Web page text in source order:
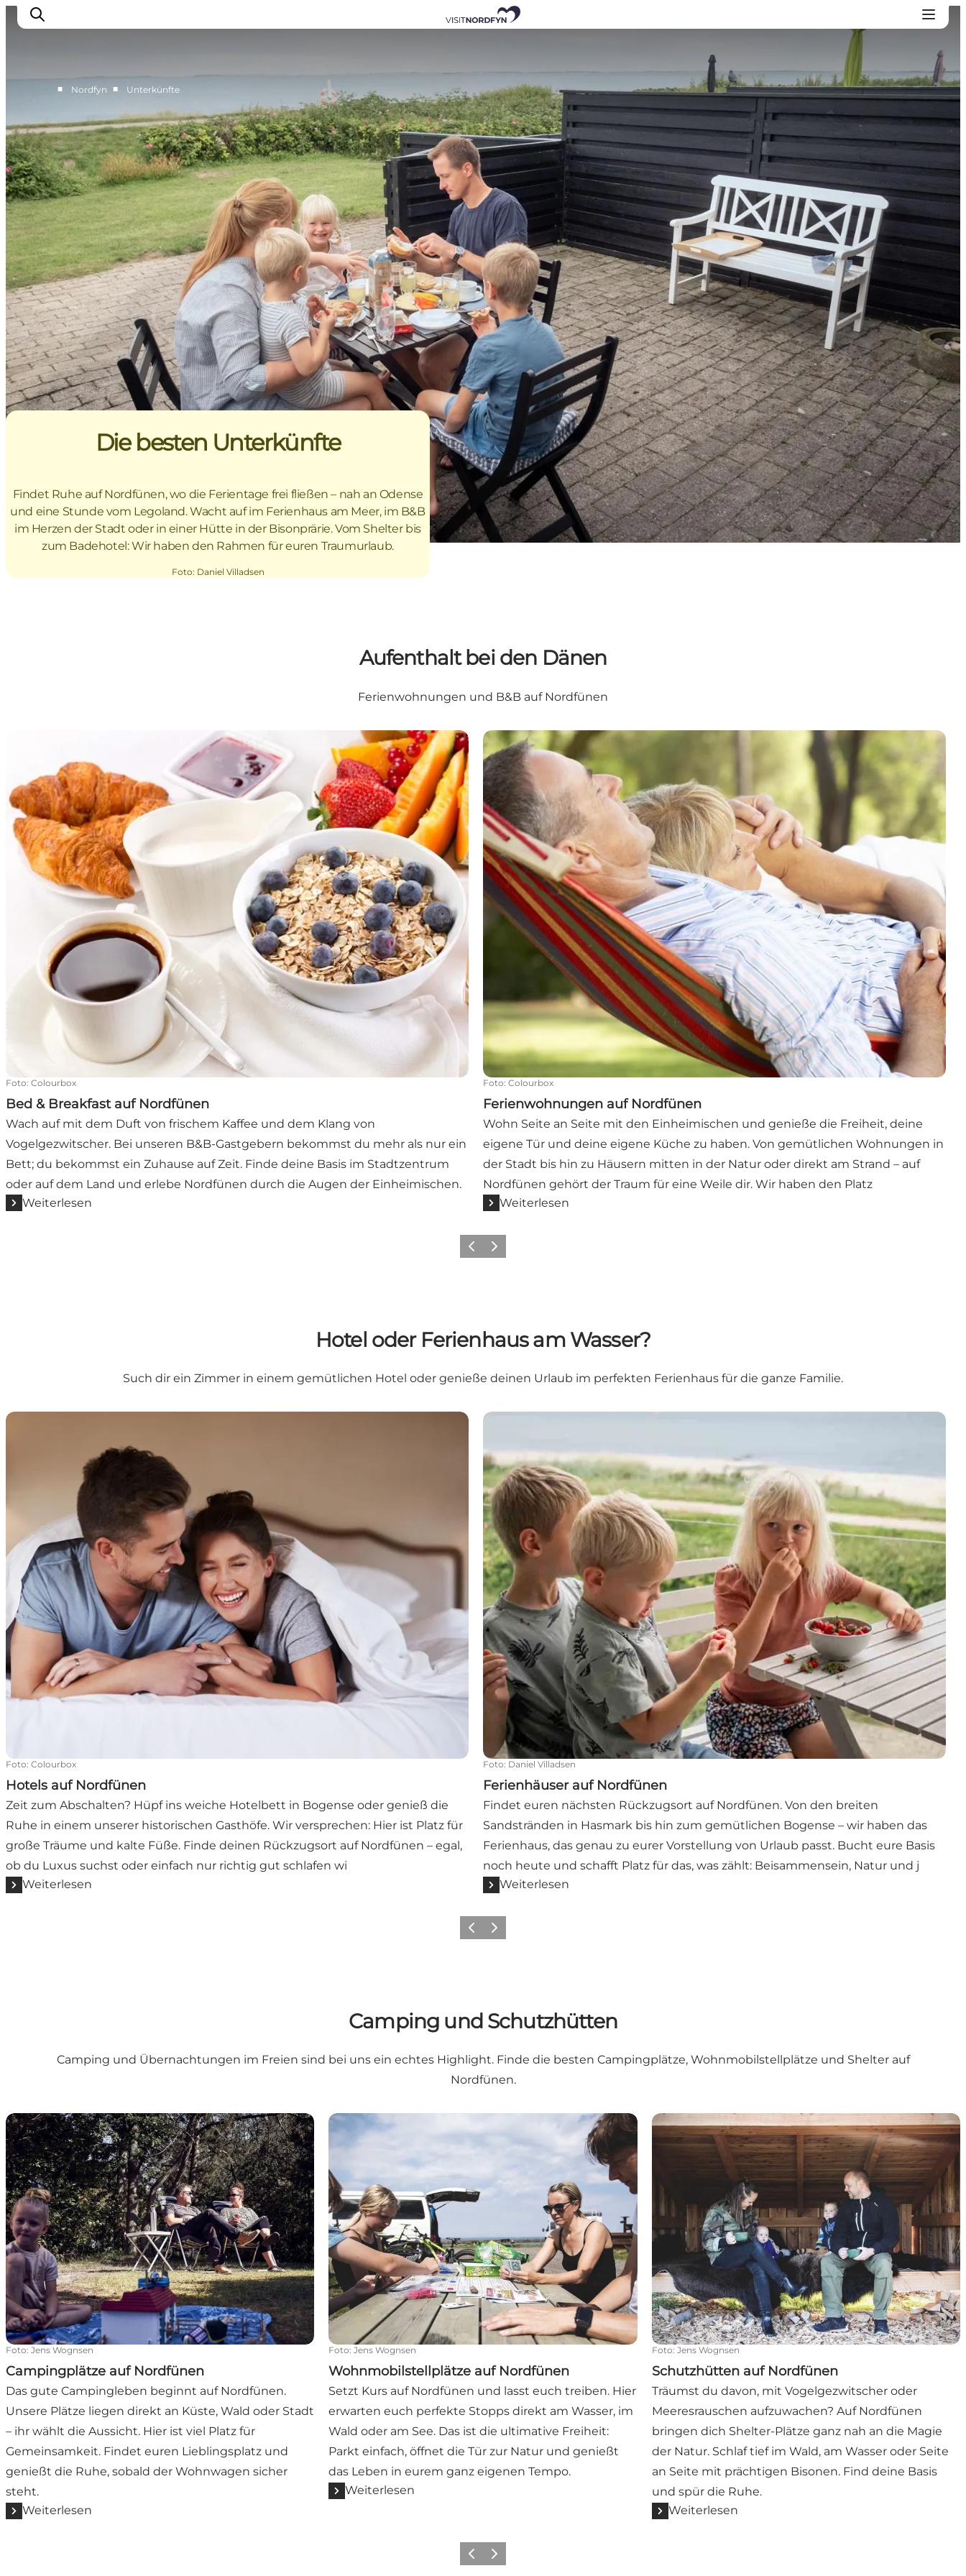
Erleben
Eventkalender
Essen und Trinken
Unterkünfte
Erlebnisbuchung
Für Kinder
■ Nordfyn ■ Unterkünfte
Die besten Unterkünfte
Findet Ruhe auf Nordfünen, wo die Ferientage frei fließen – nah an Odense
und eine Stunde vom Legoland. Wacht auf im Ferienhaus am Meer, im B&B
im Herzen der Stadt oder in einer Hütte in der Bisonprärie. Vom Shelter bis
zum Badehotel: Wir haben den Rahmen für euren Traumurlaub.
Foto: Daniel Villadsen
Aufenthalt bei den Dänen
Ferienwohnungen und B&B auf Nordfünen
Foto: Colourbox
Bed & Breakfast auf Nordfünen
Wach auf mit dem Duft von frischem Kaffee und dem Klang von
Vogelgezwitscher. Bei unseren B&B-Gastgebern bekommst du mehr als nur ein
Bett; du bekommst ein Zuhause auf Zeit. Finde deine Basis im Stadtzentrum
oder auf dem Land und erlebe Nordfünen durch die Augen der Einheimischen.
Weiterlesen
Ferienwohnungen auf Nordfünen
Foto: Colourbox
Ferienwohnungen auf Nordfünen
Wohn Seite an Seite mit den Einheimischen und genieße die Freiheit, deine
eigene Tür und deine eigene Küche zu haben. Von gemütlichen Wohnungen in
der Stadt bis hin zu Häusern mitten in der Natur oder direkt am Strand – auf
Nordfünen gehört der Traum für eine Weile dir. Wir haben den Platz
Weiterlesen
Vorherige Folie
Nächste Folie
Hotel oder Ferienhaus am Wasser?
Such dir ein Zimmer in einem gemütlichen Hotel oder genieße deinen Urlaub im perfekten Ferienhaus für die ganze Familie.
Hotels auf Nordfünen
Foto: Colourbox
Hotels auf Nordfünen
Zeit zum Abschalten? Hüpf ins weiche Hotelbett in Bogense oder genieß die
Ruhe in einem unserer historischen Gasthöfe. Wir versprechen: Hier ist Platz für
große Träume und kalte Füße. Finde deinen Rückzugsort auf Nordfünen – egal,
ob du Luxus suchst oder einfach nur richtig gut schlafen wi
Weiterlesen
Ferienhäuser auf Nordfünen
Foto: Daniel Villadsen
Ferienhäuser auf Nordfünen
Findet euren nächsten Rückzugsort auf Nordfünen. Von den breiten
Sandstränden in Hasmark bis hin zum gemütlichen Bogense – wir haben das
Ferienhaus, das genau zu eurer Vorstellung von Urlaub passt. Bucht eure Basis
noch heute und schafft Platz für das, was zählt: Beisammensein, Natur und j
Weiterlesen
Vorherige Folie
Nächste Folie
Camping und Schutzhütten
Camping und Übernachtungen im Freien sind bei uns ein echtes Highlight. Finde die besten Campingplätze, Wohnmobilstellplätze und Shelter auf
Nordfünen.
Campingplätze auf Nordfünen
Foto: Jens Wognsen
Campingplätze auf Nordfünen
Das gute Campingleben beginnt auf Nordfünen.
Unsere Plätze liegen direkt an Küste, Wald oder Stadt
– ihr wählt die Aussicht. Hier ist viel Platz für
Gemeinsamkeit. Findet euren Lieblingsplatz und
genießt die Ruhe, sobald der Wohnwagen sicher
steht.
Weiterlesen
Wohnmobilstellplätze auf Nordfünen
Foto: Jens Wognsen
Wohnmobilstellplätze auf Nordfünen
Setzt Kurs auf Nordfünen und lasst euch treiben. Hier
erwarten euch perfekte Stopps direkt am Wasser, im
Wald oder am See. Das ist die ultimative Freiheit:
Parkt einfach, öffnet die Tür zur Natur und genießt
das Leben in eurem ganz eigenen Tempo.
Weiterlesen
Schutzhütten auf Nordfünen
Foto: Jens Wognsen
Schutzhütten auf Nordfünen
Träumst du davon, mit Vogelgezwitscher oder
Meeresrauschen aufzuwachen? Auf Nordfünen
bringen dich Shelter-Plätze ganz nah an die Magie
der Natur. Schlaf tief im Wald, am Wasser oder Seite
an Seite mit prächtigen Bisonen. Find deine Basis
und spür die Ruhe.
Weiterlesen
Vorherige Folie
Nächste Folie